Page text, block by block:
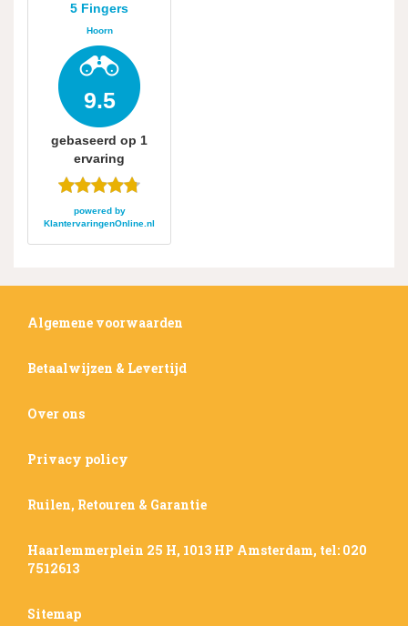
5 Fingers
Hoorn
9.5
gebaseerd op 1
ervaring
powered by
KlantervaringenOnline.nl
Algemene voorwaarden
Betaalwijzen & Levertijd
Over ons
Privacy policy
Ruilen, Retouren & Garantie
Haarlemmerplein 25 H, 1013 HP Amsterdam, tel: 020
7512613
Sitemap